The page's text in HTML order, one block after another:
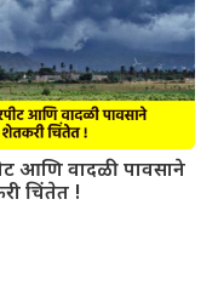
आणि वादळी पावसाने
चिंतेत !